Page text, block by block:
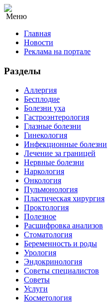
Меню
Главная
Новости
Реклама на портале
Разделы
Аллергия
Бесплодие
Болезни уха
Гастроэнтерология
Глазные болезни
Гинекология
Инфекционные болезни
Лечение за границей
Нервные болезни
Наркология
Онкология
Пульмонология
Пластическая хирургия
Проктология
Полезное
Расшифровка анализов
Стоматология
Беременность и роды
Урология
Эндокринология
Советы специалистов
Советы
Услуги
Косметология